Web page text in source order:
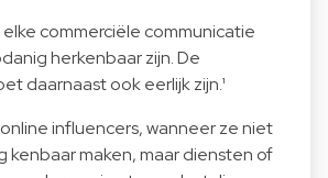
commerciële communicatie
herkenbaar zijn. De
daarnaast ook eerlijk zijn.¹
influencers, wanneer ze niet
kenbaar maken, maar diensten of